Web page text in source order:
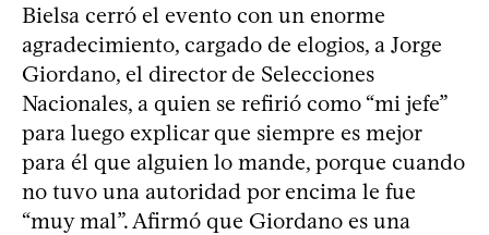
Bielsa cerró el evento con un enorme
agradecimiento, cargado de elogios, a Jorge
Giordano, el director de Selecciones
Nacionales, a quien se refirió como “mi jefe”
para luego explicar que siempre es mejor
para él que alguien lo mande, porque cuando
no tuvo una autoridad por encima le fue
“muy mal”. Afirmó que Giordano es una